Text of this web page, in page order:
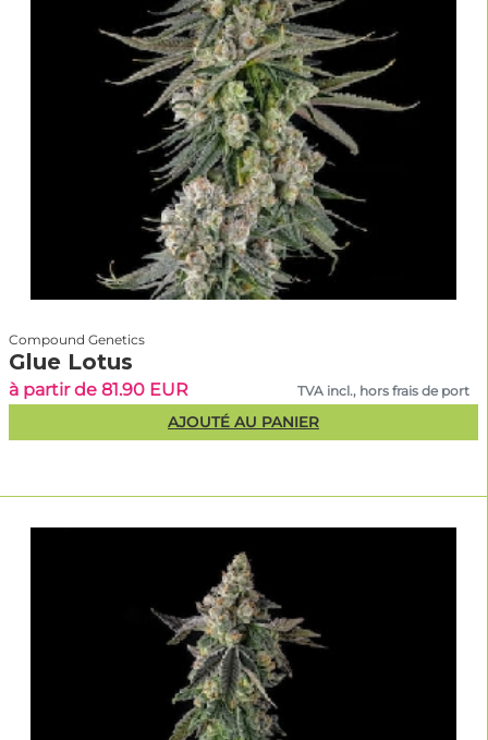
Compound Genetics
Glue Lotus
à partir de 81.90 EUR TVA incl., hors frais de port
AJOUTÉ AU PANIER